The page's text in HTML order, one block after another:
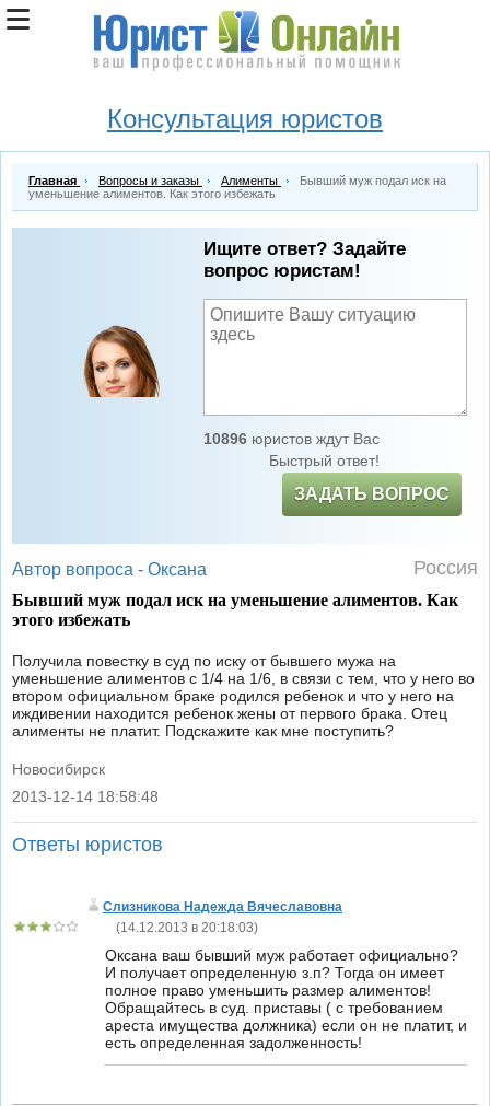
Консультация юристов
Главная Вопросы и заказы Алименты
Бывший муж подал иск на
уменьшение алиментов. Как этого избежать
Ищите ответ? Задайте
вопрос юристам!
10896юристов ждут Вас
Быстрый ответ!
ЗАДАТЬ ВОПРОС
Автор вопроса - Оксана Россия
Бывший муж подал иск на уменьшение алиментов. Как
этого избежать
Получила повестку в суд по иску от бывшего мужа на
уменьшение алиментов с 1/4 на 1/6, в связи с тем, что у него во
втором официальном браке родился ребенок и что у него на
иждивении находится ребенок жены от первого брака. Отец
алименты не платит. Подскажите как мне поступить?
Новосибирск
|
2013-12-14 18:58:48
Ответы юристов
Слизникова Надежда Вячеславовна
(14.12.2013 в 20:18:03)
Оксана ваш бывший муж работает официально?
И получает определенную з.п? Тогда он имеет
полное право уменьшить размер алиментов!
Обращайтесь в суд. приставы ( с требованием
ареста имущества должника) если он не платит, и
есть определенная задолженность!